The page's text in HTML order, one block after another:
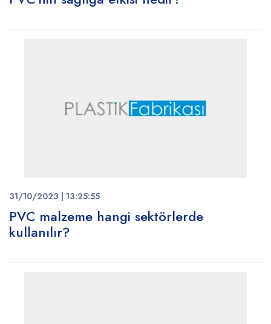
31/10/2023 | 13:25:55
PVC malzeme hangi sektörlerde
kullanılır?